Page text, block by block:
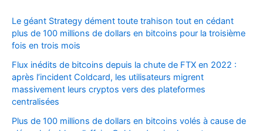
Le géant Strategy dément toute trahison tout en cédant
plus de 100 millions de dollars en bitcoins pour la troisième
fois en trois mois
Flux inédits de bitcoins depuis la chute de FTX en 2022 :
après l’incident Coldcard, les utilisateurs migrent
massivement leurs cryptos vers des plateformes
centralisées
Plus de 100 millions de dollars en bitcoins volés à cause de